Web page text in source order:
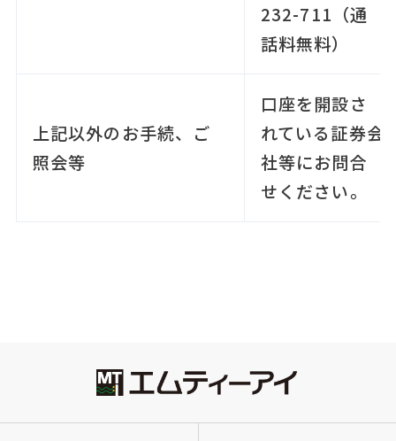
232-711（通
話料無料）
上記以外のお手続、ご
照会等
口座を開設さ
れている証券会
社等にお問合
せください。